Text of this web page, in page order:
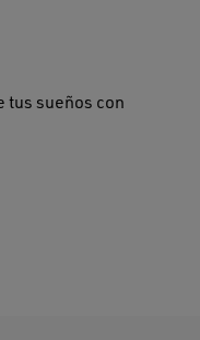
tus sueños con